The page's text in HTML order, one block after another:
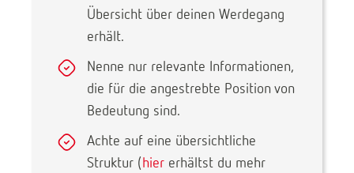
Übersicht über deinen Werdegang
erhält.
Nenne nur relevante Informationen,
die für die angestrebte Position von
Bedeutung sind.
Achte auf eine übersichtliche
Struktur (hier erhältst du mehr